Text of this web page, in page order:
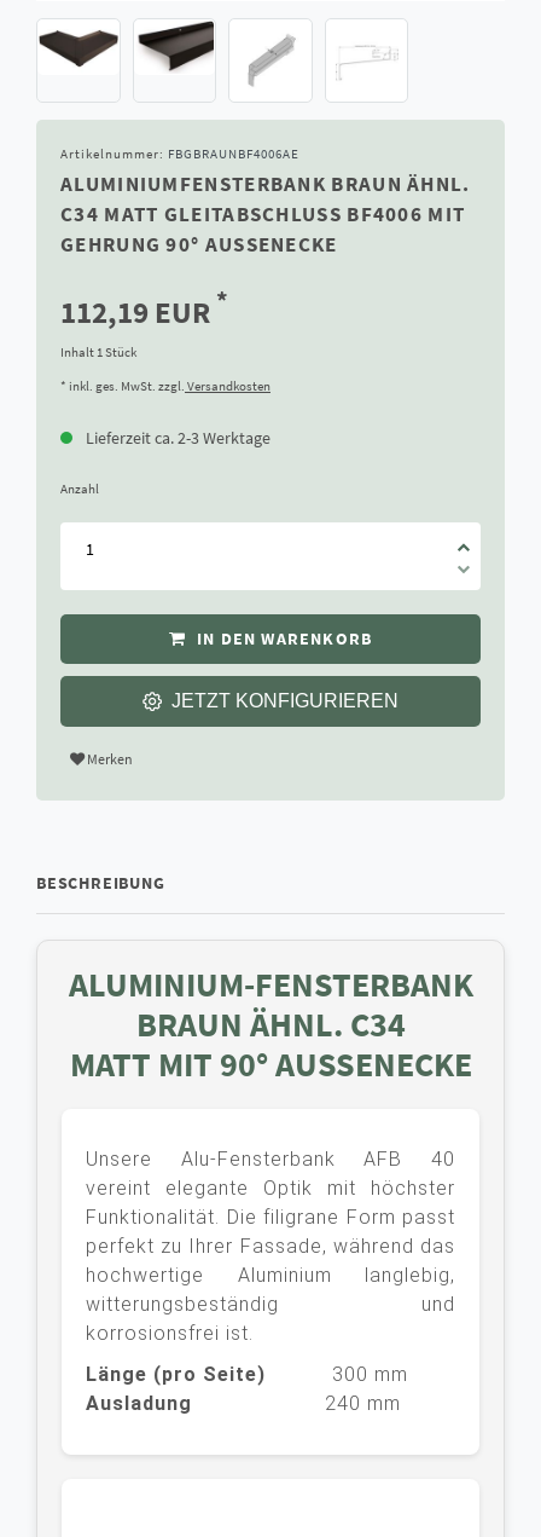
Artikelnummer: FBGBRAUNBF4006AE
ALUMINIUMFENSTERBANK BRAUN ÄHNL.
C34 MATT GLEITABSCHLUSS BF4006 MIT
GEHRUNG 90° AUSSENECKE
112,19 EUR *
Inhalt 1 Stück
* inkl. ges. MwSt. zzgl. Versandkosten
Lieferzeit ca. 2-3 Werktage
Anzahl
IN DEN WARENKORB
JETZT KONFIGURIEREN
Merken
BESCHREIBUNG
ALUMINIUM-FENSTERBANK
BRAUN ÄHNL. C34
MATT MIT 90° AUSSENECKE
Unsere Alu-Fensterbank AFB 40
vereint elegante Optik mit höchster
Funktionalität. Die filigrane Form passt
perfekt zu Ihrer Fassade, während das
hochwertige Aluminium langlebig,
witterungsbeständig und
korrosionsfrei ist.
Länge (pro Seite) 300 mm
Ausladung 240 mm